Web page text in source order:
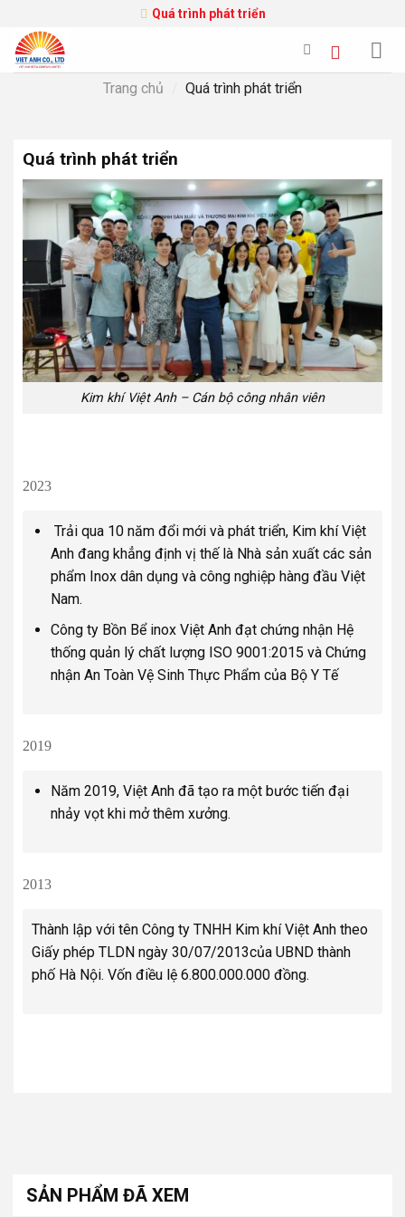
content
Quá trình phát triển
Trang chủ Quá trình phát triển
Quá trình phát triển
Kim khí Việt Anh – Cán bộ công nhân viên
2023
Trải qua 10 năm đổi mới và phát triển, Kim khí Việt
Anh đang khẳng định vị thế là Nhà sản xuất các sản
phẩm Inox dân dụng và công nghiệp hàng đầu Việt
Nam.
Công ty Bồn Bể inox Việt Anh đạt chứng nhận Hệ
thống quản lý chất lượng ISO 9001:2015 và Chứng
nhận An Toàn Vệ Sinh Thực Phẩm của Bộ Y Tế
2019
Năm 2019, Việt Anh đã tạo ra một bước tiến đại
nhảy vọt khi mở thêm xưởng.
2013
Thành lập với tên Công ty TNHH Kim khí Việt Anh theo
Giấy phép TLDN ngày 30/07/2013của UBND thành
phố Hà Nội. Vốn điều lệ 6.800.000.000 đồng.
SẢN PHẨM ĐÃ XEM